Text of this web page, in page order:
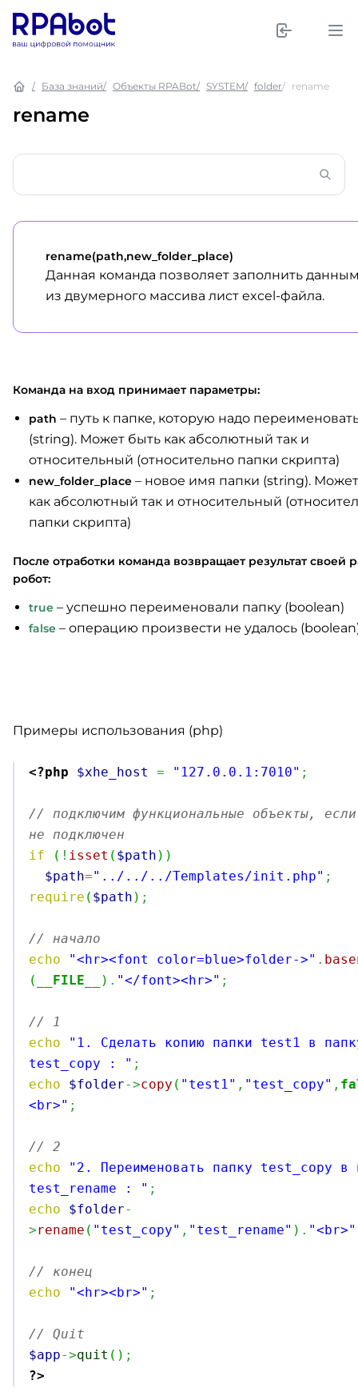
База знаний Объекты RPABot SYSTEM folder rename
rename
rename(path,new_folder_place)
Данная команда позволяет заполнить
из двумерного массива лист excel-файла.
Команда на вход принимает параметры:
path – путь к папке, которую надо
(string). Может быть как абсолютный так и
относительный (относительно папки скрипта)
new_folder_place – новое имя папки (string).
как абсолютный так и относительный
папки скрипта)
После отработки команда возвращает результат своей
робот:
true – успешно переименовали папку (boolean)
false – операцию произвести не удалось
Примеры использования (php)
<?php $xhe_host = "127.0.0.1:7010" ;
// подключим функциональные объекты,
не подключен
if
( ! isset ( $path ) )
$path="../../../Templates/init.php" ;
require ( $path ) ;
// начало
echo
"<hr><font color=blue>folder->" .
(
__FILE__ ) . "</font><hr>" ;
// 1
echo
"1. Сделать копию папки test1 в
test_copy : " ;
echo
$folder->copy ( "test1" , "test_copy" ,
<br>" ;
// 2
echo
"2. Переименовать папку test_copy в
test_rename : " ;
echo
$folder-
>rename ( "test_copy" , "test_rename" ) . "<br>"
// конец
echo
"<hr><br>" ;
// Quit
$app->quit ( ) ;
?>